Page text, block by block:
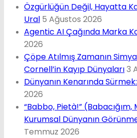
Özgürlüğün Değil, Hayatta
Ural 5 Ağustos 2026
Agentic AI Çağında Marka
2026
Çöpe Atılmış Zamanın
Cornell’in Kayıp Dünyaları3
Dünyanın Kenarında
2026
“Babbo, Pietà!”
Kurumsal Dünyanın
Temmuz 2026